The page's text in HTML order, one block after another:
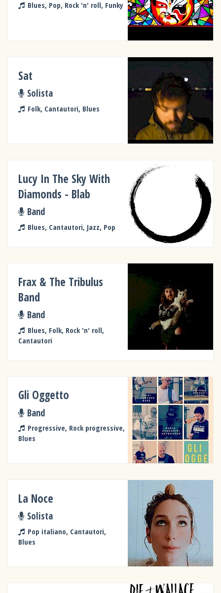
Blues, Pop, Rock 'n' roll, Funky
Sat
Solista
Folk, Cantautori, Blues
Lucy In The Sky With
Diamonds - Blab
Band
Blues, Cantautori, Jazz, Pop
Frax & The Tribulus
Band
Band
Blues, Folk, Rock 'n' roll,
Cantautori
Gli Oggetto
Band
Progressive, Rock progressive,
Blues
La Noce
Solista
Pop italiano, Cantautori,
Blues